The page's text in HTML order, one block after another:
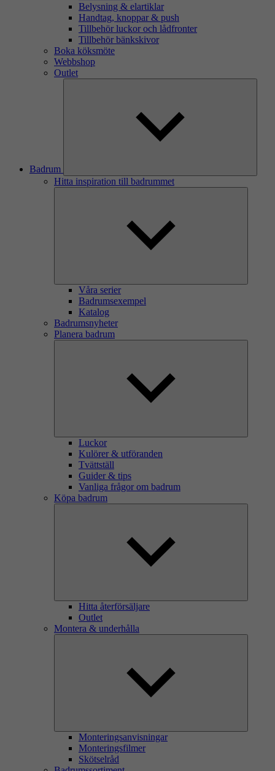
Belysning & elartiklar
Handtag, knoppar & push
Tillbehör luckor och lådfronter
Tillbehör bänkskivor
Boka köksmöte
Webbshop
Outlet
Badrum
Hitta inspiration till badrummet
Våra serier
Badrumsexempel
Katalog
Badrumsnyheter
Planera badrum
Luckor
Kulörer & utföranden
Tvättställ
Guider & tips
Vanliga frågor om badrum
Köpa badrum
Hitta återförsäljare
Outlet
Montera & underhålla
Monteringsanvisningar
Monteringsfilmer
Skötselråd